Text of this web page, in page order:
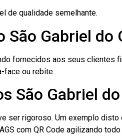
de qualidade semelhante.
Gabriel do
fornecidos aos seus clientes
face ou rebite.
São Gabriel
rigoroso. Um exemplo disto
com QR Code agilizando